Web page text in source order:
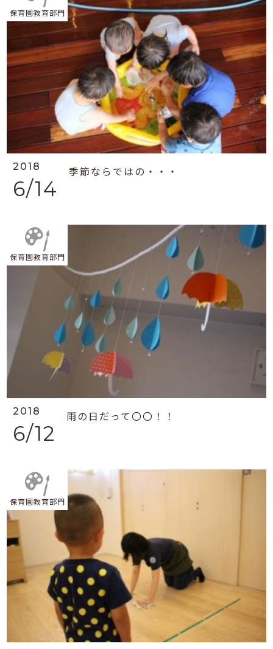
保育園教育部門
2018
6/14
季節ならではの・・・
保育園教育部門
2018
6/12
雨の日だって〇〇！！
保育園教育部門